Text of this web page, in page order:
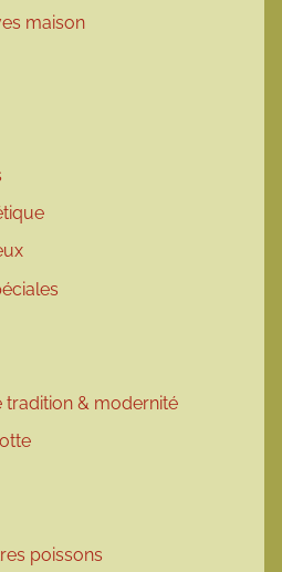
maison
tradition & modernité
poissons